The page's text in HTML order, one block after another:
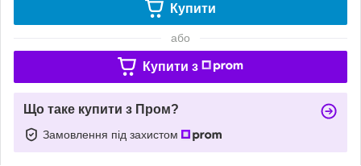
Купити
або
Купити з
Що таке купити з Пром?
Замовлення під захистом